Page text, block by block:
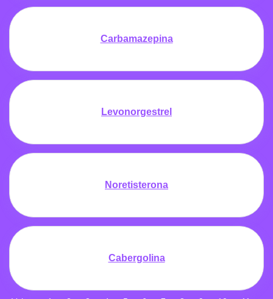
Carbamazepina
Levonorgestrel
Noretisterona
Cabergolina